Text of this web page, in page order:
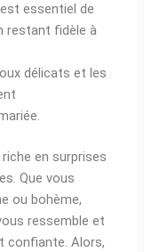
essentiel de
restant fidèle à
délicats et les
riche en surprises
Que vous
ou bohème,
ressemble et
confiante. Alors,